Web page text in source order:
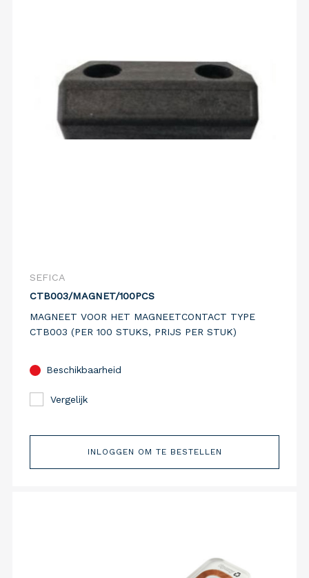
SEFICA
CTB003/MAGNET/100PCS
MAGNEET VOOR HET MAGNEETCONTACT TYPE
CTB003 (PER 100 STUKS, PRIJS PER STUK)
Beschikbaarheid
Vergelijk
INLOGGEN OM TE BESTELLEN